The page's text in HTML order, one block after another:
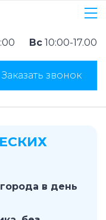
Вс 10:00-17.00
Заказать звонок
в день